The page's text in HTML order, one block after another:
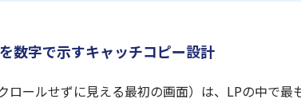
数字で示すキャッチコピー設計
ロールせずに見える最初の画面）は、LPの中で最